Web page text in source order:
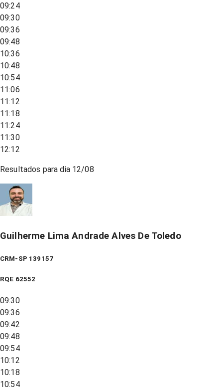
09:24
09:30
09:36
09:48
10:36
10:48
10:54
11:06
11:12
11:18
11:24
11:30
12:12
Resultados para dia 12/08
Guilherme Lima Andrade Alves De Toledo
CRM-SP 139157
RQE 62552
09:30
09:36
09:42
09:48
09:54
10:12
10:18
10:54